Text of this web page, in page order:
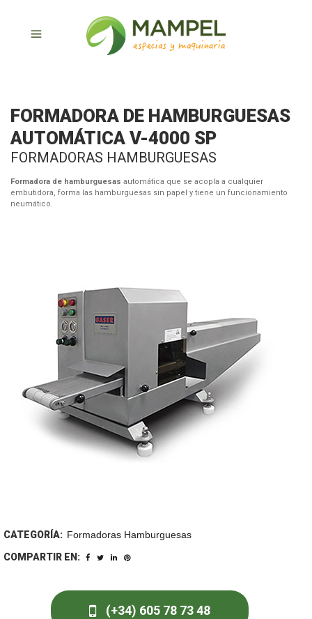
FORMADORA DE HAMBURGUESAS
AUTOMÁTICA V-4000 SP
FORMADORAS HAMBURGUESAS
Formadora de hamburguesas automática que se acopla a cualquier
embutidora, forma las hamburguesas sin papel y tiene un funcionamiento
neumático.
CATEGORÍA: Formadoras Hamburguesas
COMPARTIR EN:
(+34) 605 78 73 48